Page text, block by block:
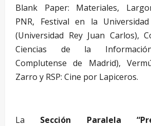
Blank Paper: Materiales,
PNR, Festival en la Universidad
(Universidad Rey Juan Carlos),
Ciencias de la
Complutense de Madrid),
Zarro y RSP: Cine por Lapiceros.
La Sección Paralela